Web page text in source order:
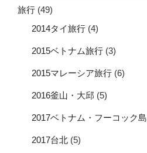
旅行 (49)
2014タイ旅行 (4)
2015ベトナム旅行 (3)
2015マレーシア旅行 (6)
2016釜山・大邱 (5)
2017ベトナム・フーコック島
2017台北 (5)